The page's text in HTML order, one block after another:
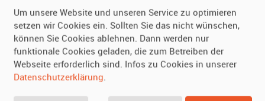
Referenzen
Kundenmeinungen
Fragen für Mieter
Service
Vermieten
Oldtimer anmelden
Hilfe
Um unsere Website und unseren Service zu optimieren
setzen wir Cookies ein. Sollten Sie das nicht wünschen,
können Sie Cookies ablehnen. Dann werden nur
funktionale Cookies geladen, die zum Betreiben der
Webseite erforderlich sind. Infos zu Cookies in unserer
Datenschutzerklärung.